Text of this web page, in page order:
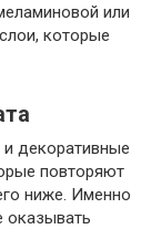
или
которые
декоративные
повторяют
ниже. Именно
оказывать